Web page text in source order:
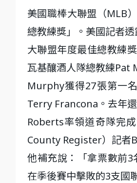
美國職棒大聯盟（MLB
總教練獎」。美國記者
大聯盟年度最佳總教練
瓦基釀酒人隊總教練Pat
Murphy獲得27張第一
Terry Francona。去年
Roberts率領道奇隊完
County Register）記者
他補充說：「拿票數前
在季後賽中擊敗的3支國